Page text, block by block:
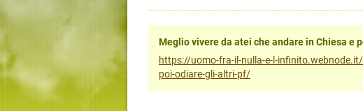
Meglio vivere da atei che andare in Chiesa e
https://uomo-fra-il-nulla-e-l-
poi-odiare-gli-altri-pf/